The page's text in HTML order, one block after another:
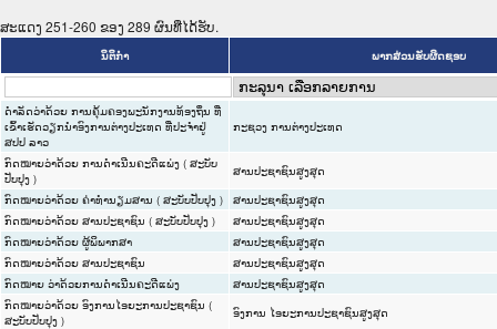
ສະແດງ 251-260 ຂອງ 289 ຜົນທີ່ໄດ້ຮັບ.
ນິຕິກໍາ ພາກສ່ວນຮັບຜິດຊອບ
ດຳລັດວ່າດ້ວຍ ການຄຸ້ມຄອງພະນັກງານທ້ອງຖິ່ນ ທີ່
ເຂົ້າເຮັດວຽກນຳອົງການຕ່າງປະເທດ ທີ່ປະຈຳຢູ່
ສປປ ລາວ
ກະຊວງ ການຕ່າງປະເທດ
ກົດໝາຍວ່າດ້ວຍ ການດຳເນີນຄະດີແພ່ງ ( ສະບັບ
ປັບປຸງ )
ສານປະຊາຊົນສູງສຸດ
ກົດໝາຍວ່າດ້ວຍ ຄ່າທຳນຽມສານ ( ສະບັບປັບປຸງ )
ສານປະຊາຊົນສູງສຸດ
ກົດໝາຍວ່າດ້ວຍ ສານປະຊາຊົນ ( ສະບັບປັບປຸງ )
ສານປະຊາຊົນສູງສຸດ
ກົດໝາຍວ່າດ້ວຍ ຜູ້ພິພາກສາ
ສານປະຊາຊົນສູງສຸດ
ກົດໝາຍວ່າດ້ວຍ ສານປະຊາຊົນ
ສານປະຊາຊົນສູງສຸດ
ກົດໝາຍ ວ່າດ້ວຍການດໍາເນີນຄະດີແພ່ງ
ສານປະຊາຊົນສູງສຸດ
ກົດໝາຍວ່າດ້ວຍ ອົງການໄອຍະການປະຊາຊົນ (
ສະບັບປັບປຸງ )
ອົງການ ໄອຍະການປະຊາຊົນສູງສຸດ